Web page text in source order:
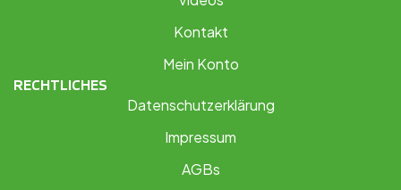
Kontakt
Mein Konto
RECHTLICHES
Datenschutzerklärung
Impressum
AGBs